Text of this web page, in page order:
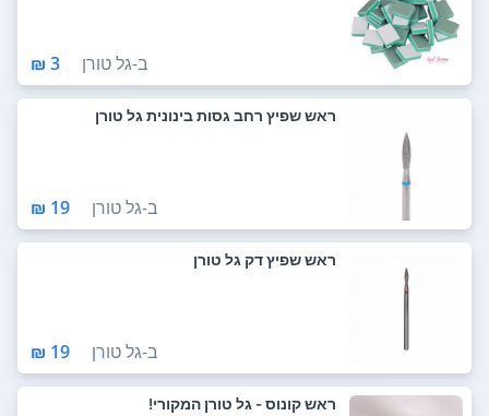
ב-גל טורן 3 ₪
ראש שפיץ רחב גסות בינונית גל טורן
ב-גל טורן 19 ₪
ראש שפיץ דק גל טורן
ב-גל טורן 19 ₪
ראש קונוס - גל טורן המקורי!